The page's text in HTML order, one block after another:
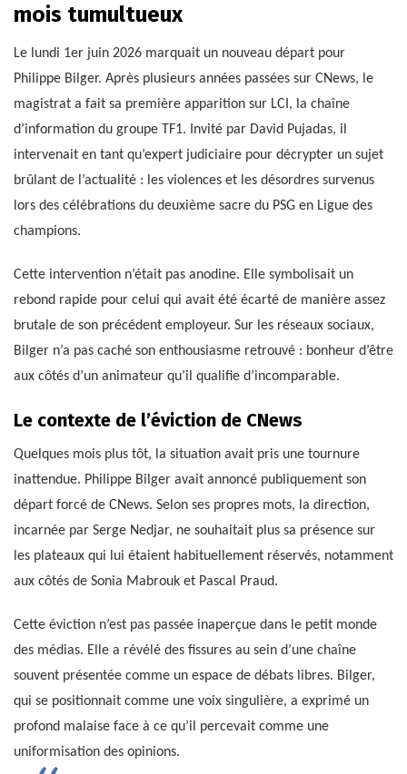
mois tumultueux
Le lundi 1er juin 2026 marquait un nouveau départ pour
Philippe Bilger. Après plusieurs années passées sur CNews, le
magistrat a fait sa première apparition sur LCI, la chaîne
d’information du groupe TF1. Invité par David Pujadas, il
intervenait en tant qu’expert judiciaire pour décrypter un sujet
brûlant de l’actualité : les violences et les désordres survenus
lors des célébrations du deuxième sacre du PSG en Ligue des
champions.
Cette intervention n’était pas anodine. Elle symbolisait un
rebond rapide pour celui qui avait été écarté de manière assez
brutale de son précédent employeur. Sur les réseaux sociaux,
Bilger n’a pas caché son enthousiasme retrouvé : bonheur d’être
aux côtés d’un animateur qu’il qualifie d’incomparable.
Le contexte de l’éviction de CNews
Quelques mois plus tôt, la situation avait pris une tournure
inattendue. Philippe Bilger avait annoncé publiquement son
départ forcé de CNews. Selon ses propres mots, la direction,
incarnée par Serge Nedjar, ne souhaitait plus sa présence sur
les plateaux qui lui étaient habituellement réservés, notamment
aux côtés de Sonia Mabrouk et Pascal Praud.
Cette éviction n’est pas passée inaperçue dans le petit monde
des médias. Elle a révélé des fissures au sein d’une chaîne
souvent présentée comme un espace de débats libres. Bilger,
qui se positionnait comme une voix singulière, a exprimé un
profond malaise face à ce qu’il percevait comme une
uniformisation des opinions.